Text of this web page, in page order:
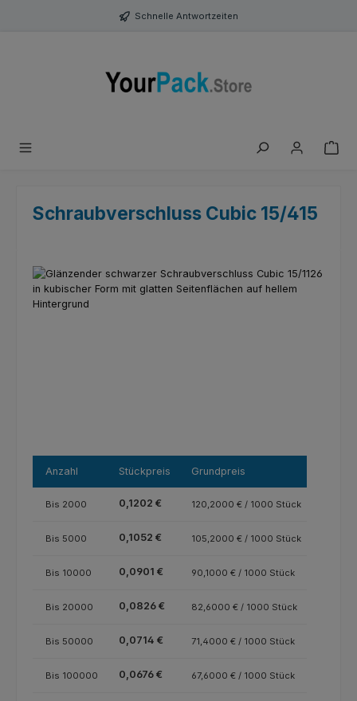
Zum Hauptinhalt springen Schnelle Antwortzeiten
Schraubverschluss Cubic 15/415
Anzahl Stückpreis Grundpreis
Bis 2000 0,1202 € 120,2000 € / 1000 Stück
Bis 5000 0,1052 € 105,2000 € / 1000 Stück
Bis 10000 0,0901 € 90,1000 € / 1000 Stück
Bis 20000 0,0826 € 82,6000 € / 1000 Stück
Bis 50000 0,0714 € 71,4000 € / 1000 Stück
Bis 100000 0,0676 € 67,6000 € / 1000 Stück